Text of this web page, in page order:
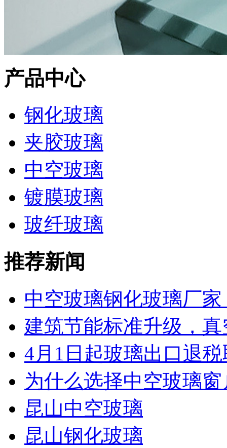
产品中心
钢化玻璃
夹胶玻璃
中空玻璃
镀膜玻璃
玻纤玻璃
推荐新闻
中空玻璃钢化玻璃厂家
建筑节能标准升级，真
4月1日起玻璃出口退
为什么选择中空玻璃
昆山中空玻璃
昆山钢化玻璃